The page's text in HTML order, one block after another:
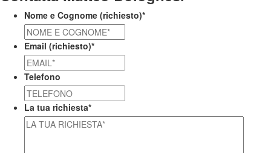
Nome e Cognome (richiesto)*
Email (richiesto)*
Telefono
La tua richiesta*